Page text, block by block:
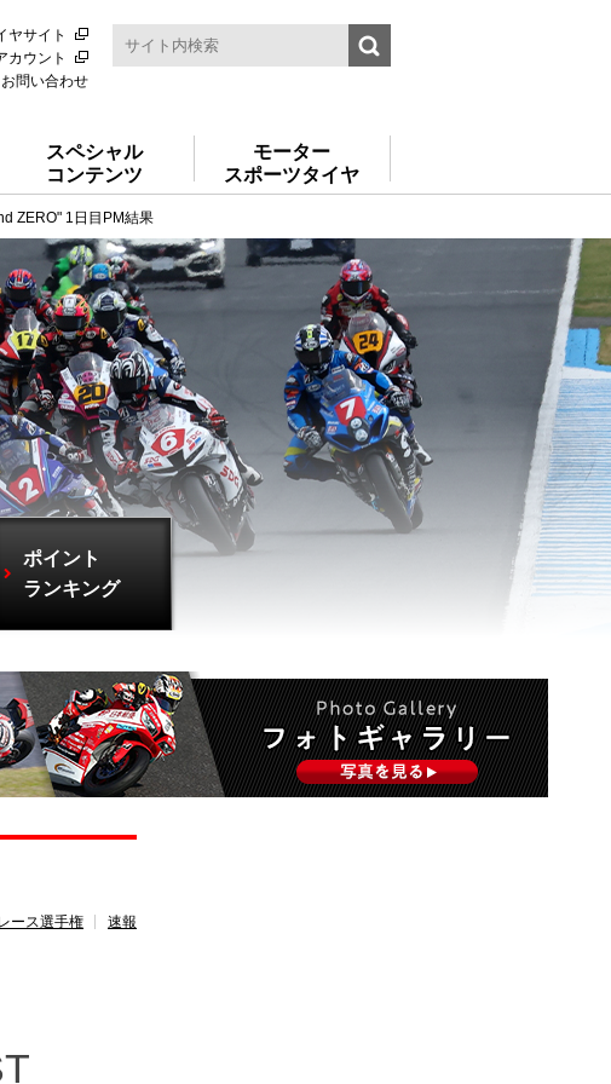
ヤサイト
カウント
お問い合わせ
スペシャル
コンテンツ
モーター
スポーツタイヤ
ZERO" 1日目PM結果
ポイント
ランキング
ース選手権 速報